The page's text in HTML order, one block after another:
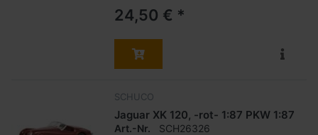
24,50 € *
SCHUCO
Jaguar XK 120, -rot- 1:87 PKW 1:87
Art.-Nr. SCH26326